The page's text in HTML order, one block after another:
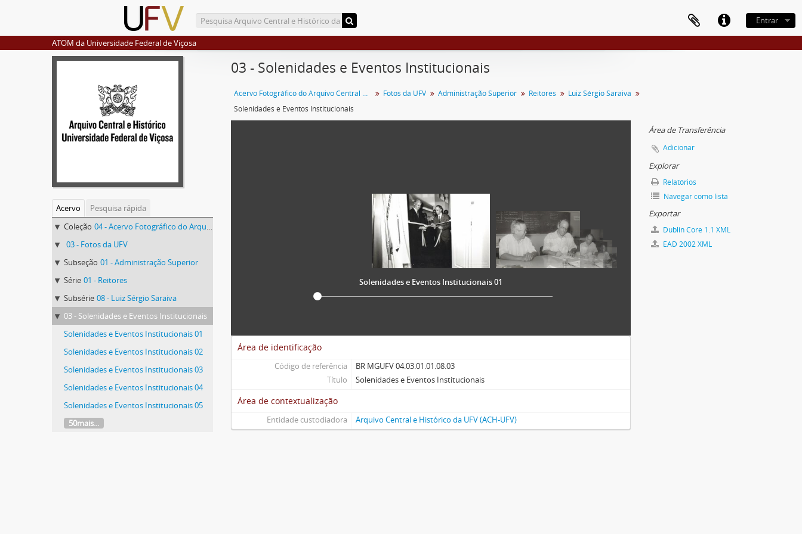
Entrar
ATOM da Universidade Federal de Viçosa
Acervo
Pesquisa rápida
Coleção 04 - Acervo Fotográfico do Arquivo Central Histórico da UFV
03 - Fotos da UFV
Subseção 01 - Administração Superior
Série 01 - Reitores
Subsérie 08 - Luiz Sérgio Saraiva
03 - Solenidades e Eventos Institucionais
Solenidades e Eventos Institucionais 01
Solenidades e Eventos Institucionais 02
Solenidades e Eventos Institucionais 03
Solenidades e Eventos Institucionais 04
Solenidades e Eventos Institucionais 05
50mais...
03 - Solenidades e Eventos Institucionais
Acervo Fotográfico do Arquivo Central Histórico da UFV Fotos da UFV Administração Superior Reitores
Luiz Sérgio Saraiva
Solenidades e Eventos Institucionais
Solenidades e Eventos Institucionais 01
Área de identificação
Código de referência
BR MGUFV 04.03.01.01.08.03
Título
Solenidades e Eventos Institucionais
Área de contextualização
Entidade custodiadora Arquivo Central e Histórico da UFV (ACH-UFV)
Área de Transferência
Adicionar
Explorar
Relatórios
Navegar como lista
Exportar
Dublin Core 1.1 XML
EAD 2002 XML